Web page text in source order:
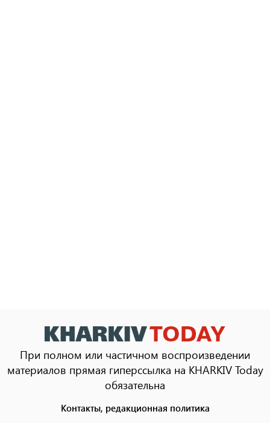
При полном или частичном воспроизведении
материалов прямая гиперссылка на KHARKIV Today
обязательна
Контакты, редакционная политика